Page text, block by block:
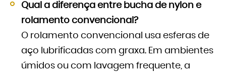
Qual a diferença entre bucha de nylon e
rolamento convencional?
O rolamento convencional usa esferas de
aço lubrificadas com graxa. Em ambientes
úmidos ou com lavagem frequente, a